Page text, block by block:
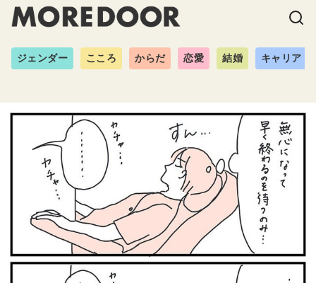
ジェンダー こころ からだ 恋愛 結婚 キャリア